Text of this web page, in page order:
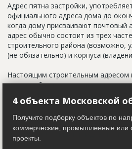
Адрес пятна застройки,
официального адреса дома до
когда дому присваивают почтовый
адрес обычно состоит из трех
строительного района (возможно,
(не обязательно) и корпуса
Настоящим строительным адресом
указанный в
(например, вторая очередь). В
должен присутствовать
а все остальное - это уточнения
квартира с большой кладовой",
для переговоров.
4 объекта Московской
Получите подборку объектов по
коммерческие, промышленные или
проекты.